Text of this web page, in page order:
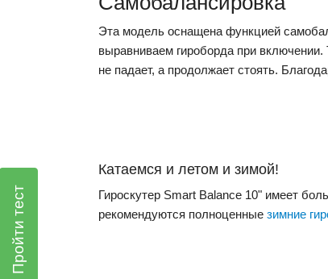
Эта модель оснащена функцией
выравниваем гироборда при
не падает, а продолжает стоять.
Катаемся и летом и зимой!
Гироскутер Smart Balance 10" имеет
рекомендуются полноценные зимние
Пройти тест